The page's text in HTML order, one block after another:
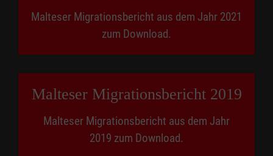
Malteser Migrationsbericht aus dem Jahr 2021
zum Download.
Malteser Migra­tions­bericht 2019
Malteser Migrationsbericht aus dem Jahr
2019 zum Download.